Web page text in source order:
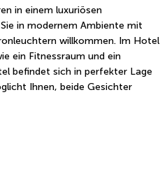
in einem luxuriösen
in modernem Ambiente mit
willkommen. Im Hotel
ein Fitnessraum und ein
befindet sich in perfekter Lage
Ihnen, beide Gesichter